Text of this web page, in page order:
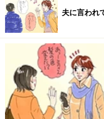
ずにタンスに眠って
代 専業主婦）
アクセサリーブラン
一つそのブランドの
安すぎておかしいな
信用してしまった
夫に言われ